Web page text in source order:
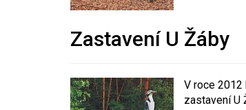
Zastavení U Žáby
V roce 2012
zastavení U